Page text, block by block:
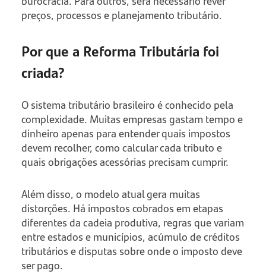
preços, processos e planejamento tributário.
Por que a Reforma Tributária foi
criada?
O sistema tributário brasileiro é conhecido pela
complexidade. Muitas empresas gastam tempo e
dinheiro apenas para entender quais impostos
devem recolher, como calcular cada tributo e
quais obrigações acessórias precisam cumprir.
Além disso, o modelo atual gera muitas
distorções. Há impostos cobrados em etapas
diferentes da cadeia produtiva, regras que variam
entre estados e municípios, acúmulo de créditos
tributários e disputas sobre onde o imposto deve
ser pago.